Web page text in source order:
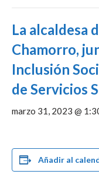
La alcaldesa
Chamorro,
Inclusión
de Servicios
marzo 31, 2023 @
Añadir al